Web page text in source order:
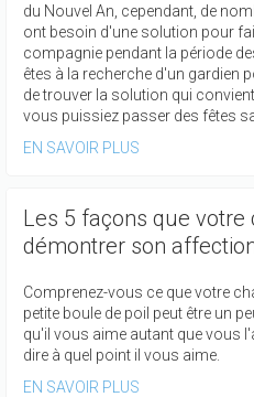
du Nouvel An, cependant, de
ont besoin d'une solution pour
compagnie pendant la période
êtes à la recherche d'un gardien
de trouver la solution qui
vous puissiez passer des fêtes
EN SAVOIR PLUS
Les 5 façons que
démontrer son
Comprenez-vous ce que votre
petite boule de poil peut être un
qu'il vous aime autant que vous
dire à quel point il vous aime.
EN SAVOIR PLUS